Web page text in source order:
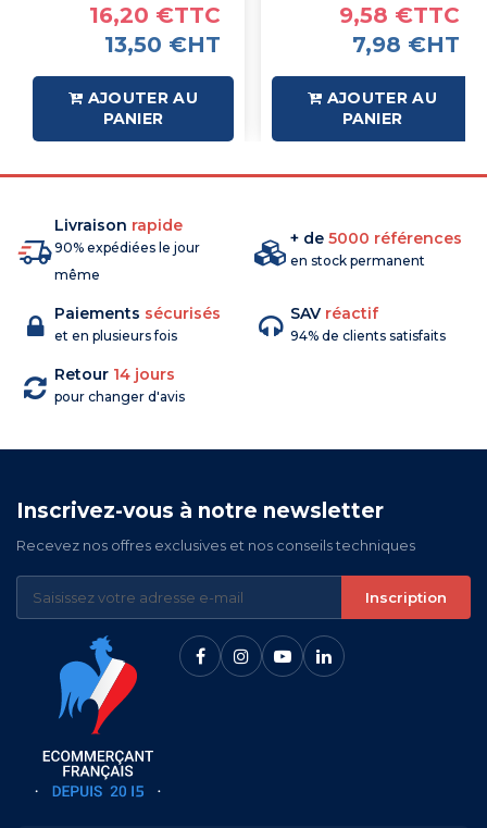
16,20 €TTC
13,50 €HT
AJOUTER AU
PANIER
9,58 €TTC
7,98 €HT
AJOUTER AU
PANIER
Livraison rapide
90% expédiées le jour
même
+ de 5000 références
en stock permanent
Paiements sécurisés
et en plusieurs fois
SAV réactif
94% de clients satisfaits
Retour 14 jours
pour changer d'avis
Inscrivez-vous à notre newsletter
Recevez nos offres exclusives et nos conseils techniques
Inscription